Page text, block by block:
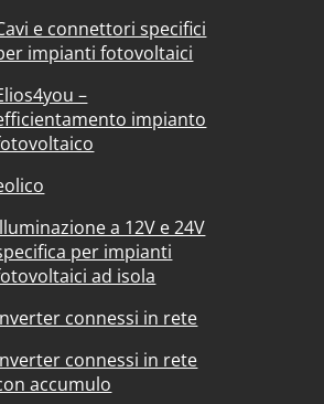
e connettori specifici
impianti fotovoltaici
–
impianto
a 12V e 24V
per impianti
ad isola
connessi in rete
connessi in rete
accumulo